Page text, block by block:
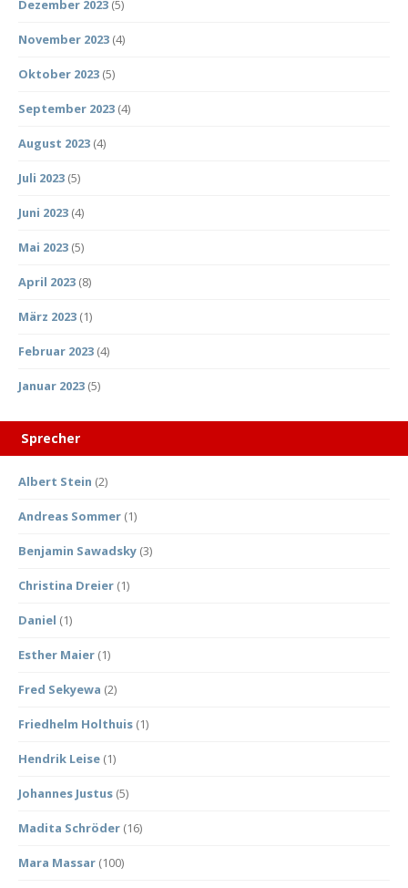
Dezember 2023 (5)
November 2023 (4)
Oktober 2023 (5)
September 2023 (4)
August 2023 (4)
Juli 2023 (5)
Juni 2023 (4)
Mai 2023 (5)
April 2023 (8)
März 2023 (1)
Februar 2023 (4)
Januar 2023 (5)
Sprecher
Albert Stein (2)
Andreas Sommer (1)
Benjamin Sawadsky (3)
Christina Dreier (1)
Daniel (1)
Esther Maier (1)
Fred Sekyewa (2)
Friedhelm Holthuis (1)
Hendrik Leise (1)
Johannes Justus (5)
Madita Schröder (16)
Mara Massar (100)